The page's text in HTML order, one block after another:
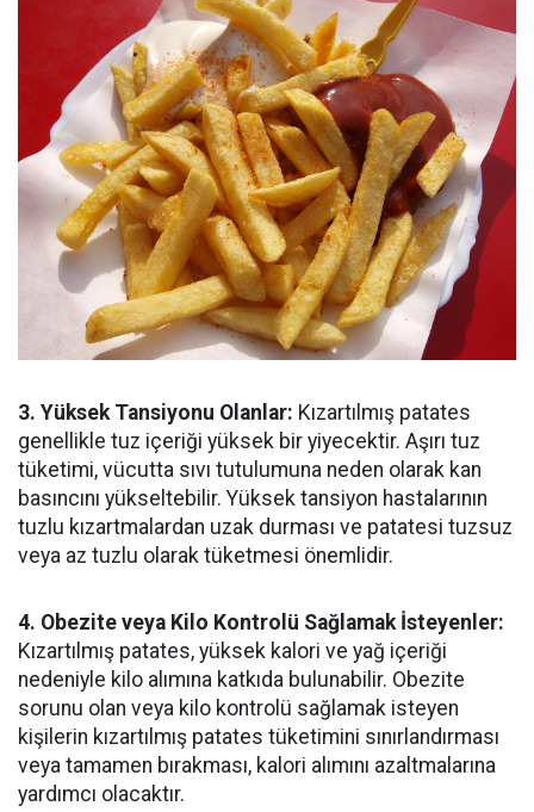
3. Yüksek Tansiyonu Olanlar: Kızartılmış patates
genellikle tuz içeriği yüksek bir yiyecektir. Aşırı tuz
tüketimi, vücutta sıvı tutulumuna neden olarak kan
basıncını yükseltebilir. Yüksek tansiyon hastalarının
tuzlu kızartmalardan uzak durması ve patatesi tuzsuz
veya az tuzlu olarak tüketmesi önemlidir.
4. Obezite veya Kilo Kontrolü Sağlamak İsteyenler:
Kızartılmış patates, yüksek kalori ve yağ içeriği
nedeniyle kilo alımına katkıda bulunabilir. Obezite
sorunu olan veya kilo kontrolü sağlamak isteyen
kişilerin kızartılmış patates tüketimini sınırlandırması
veya tamamen bırakması, kalori alımını azaltmalarına
yardımcı olacaktır.